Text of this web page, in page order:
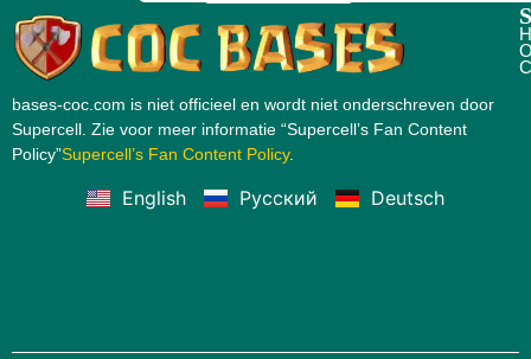
bases-coc.com is niet officieel en wordt niet onderschreven door
Supercell. Zie voor meer informatie “Supercell’s Fan Content
Policy”Supercell’s Fan Content Policy.
English Русский Deutsch